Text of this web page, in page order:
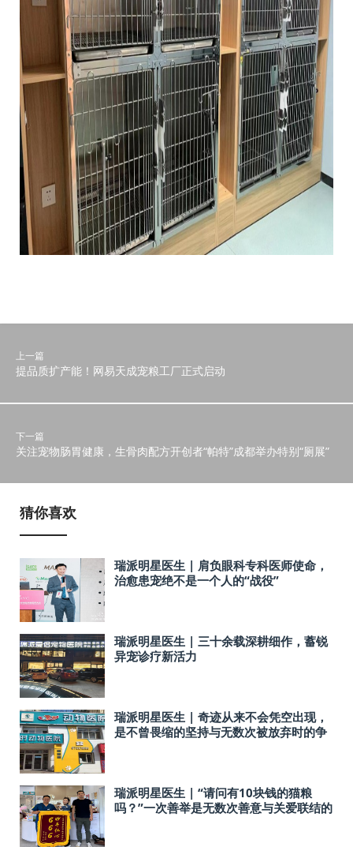
上一篇
提品质扩产能！网易天成宠粮工厂正式启动
下一篇
关注宠物肠胃健康，生骨肉配方开创者“帕特”成都举办特别“厕展”
猜你喜欢
瑞派明星医生 | 肩负眼科专科医师使命，
治愈患宠绝不是一个人的“战役”
瑞派明星医生 | 三十余载深耕细作，蓄锐
异宠诊疗新活力
瑞派明星医生 | 奇迹从来不会凭空出现，
是不曾畏缩的坚持与无数次被放弃时的争
瑞派明星医生 | “请问有10块钱的猫粮
吗？”一次善举是无数次善意与关爱联结的